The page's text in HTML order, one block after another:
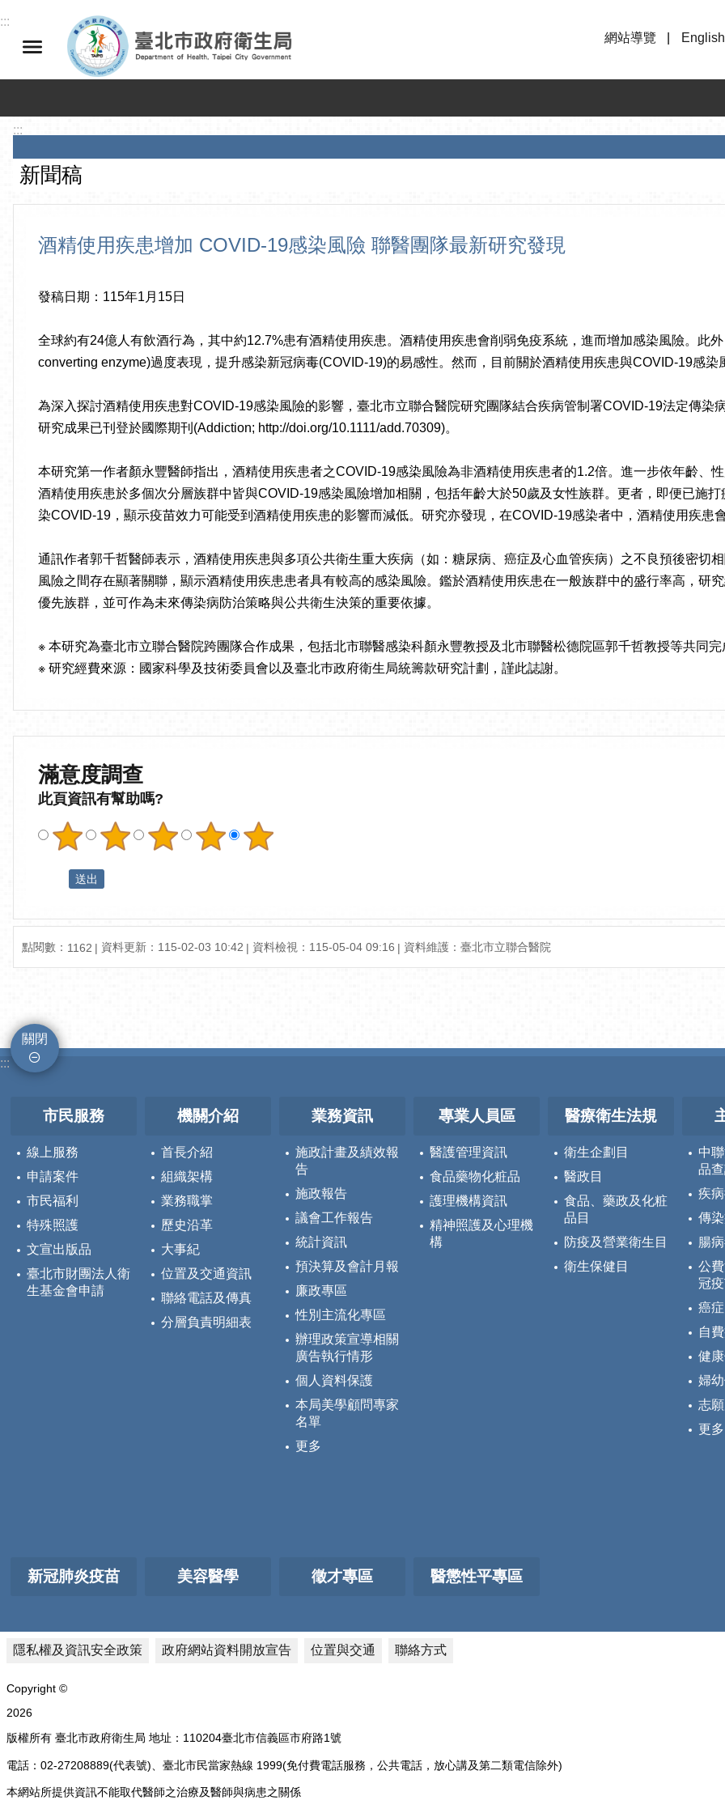
跳到主要內容區塊
:::
網站導覽
English
:::
新聞稿
酒精使用疾患增加 COVID-19感染風險 聯醫團隊最新研究發現
發稿日期：115年1月15日
全球約有24億人有飲酒行為，其中約12.7%患有酒精使用疾患。酒精使用疾患會削弱免疫系統，進而增加感染風險。此
converting enzyme)過度表現，提升感染新冠病毒(COVID-19)的易感性。然而，目前關於酒精使用疾患與COVID-19感
為深入探討酒精使用疾患對COVID-19感染風險的影響，臺北市立聯合醫院研究團隊結合疾病管制署COVID-19法定傳染
研究成果已刊登於國際期刊(Addiction; http://doi.org/10.1111/add.70309)。
本研究第一作者顏永豐醫師指出，酒精使用疾患者之COVID-19感染風險為非酒精使用疾患者的1.2倍。進一步依年齡、
酒精使用疾患於多個次分層族群中皆與COVID-19感染風險增加相關，包括年齡大於50歲及女性族群。更者，即便已施
染COVID-19，顯示疫苗效力可能受到酒精使用疾患的影響而減低。研究亦發現，在COVID-19感染者中，酒精使用疾患
通訊作者郭千哲醫師表示，酒精使用疾患與多項公共衛生重大疾病（如：糖尿病、癌症及心血管疾病）之不良預後密切
風險之間存在顯著關聯，顯示酒精使用疾患患者具有較高的感染風險。鑑於酒精使用疾患在一般族群中的盛行率高，研
優先族群，並可作為未來傳染病防治策略與公共衛生決策的重要依據。
※ 本研究為臺北市立聯合醫院跨團隊合作成果，包括北市聯醫感染科顏永豐教授及北市聯醫松德院區郭千哲教授等共同完
※ 研究經費來源：國家科學及技術委員會以及臺北巿政府衛生局統籌款研究計劃，謹此誌謝。
滿意度調查
此頁資訊有幫助嗎?
點閱數： 1162 資料更新：115-02-03 10:42 資料檢視：115-05-04 09:16 資料維護：臺北市立聯合醫院
關閉
:::
市民服務
線上服務
申請案件
市民福利
特殊照護
文宣出版品
臺北市財團法人衛
生基金會申請
機關介紹
首長介紹
組織架構
業務職掌
歷史沿革
大事紀
位置及交通資訊
聯絡電話及傳真
分層負責明細表
業務資訊
施政計畫及績效報
告
施政報告
議會工作報告
統計資訊
預決算及會計月報
廉政專區
性別主流化專區
辦理政策宣導相關
廣告執行情形
個人資料保護
本局美學顧問專家
名單
更多
專業人員區
醫護管理資訊
食品藥物化粧品
護理機構資訊
精神照護及心理機
構
醫療衛生法規
衛生企劃目
醫政目
食品、藥政及化粧
品目
防疫及營業衛生目
衛生保健目
中
品
疾
傳
腸
公
冠
癌
自
健
婦
志
更多
新冠肺炎疫苗 美容醫學 徵才專區 醫懲性平專區
隱私權及資訊安全政策 政府網站資料開放宣告 位置與交通 聯絡方式
Copyright ©
2026
版權所有 臺北市政府衛生局 地址：110204臺北市信義區市府路1號
電話：02-27208889(代表號)、臺北市民當家熱線 1999(免付費電話服務，公共電話，放心講及第二類電信除外)
本網站所提供資訊不能取代醫師之治療及醫師與病患之關係